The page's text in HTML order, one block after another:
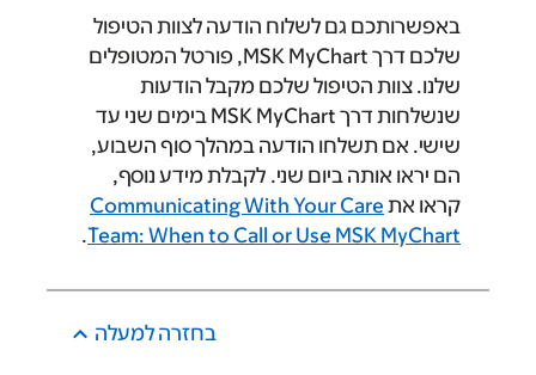
באפשרותכם גם לשלוח הודעה לצוות הטיפול
שלכם דרך MSK MyChart, פורטל המטופלים
שלנו. צוות הטיפול שלכם מקבל הודעות
שנשלחות דרך MSK MyChart בימים שני עד
שישי. אם תשלחו הודעה במהלך סוף השבוע,
הם יראו אותה ביום שני. לקבלת מידע נוסף,
קראו אתCommunicating With Your Care
Team: When to Call or Use MSK MyChart
.
בחזרה למעלה